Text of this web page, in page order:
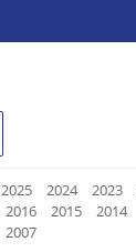
2025 2024 2023
2016 2015 2014
2007